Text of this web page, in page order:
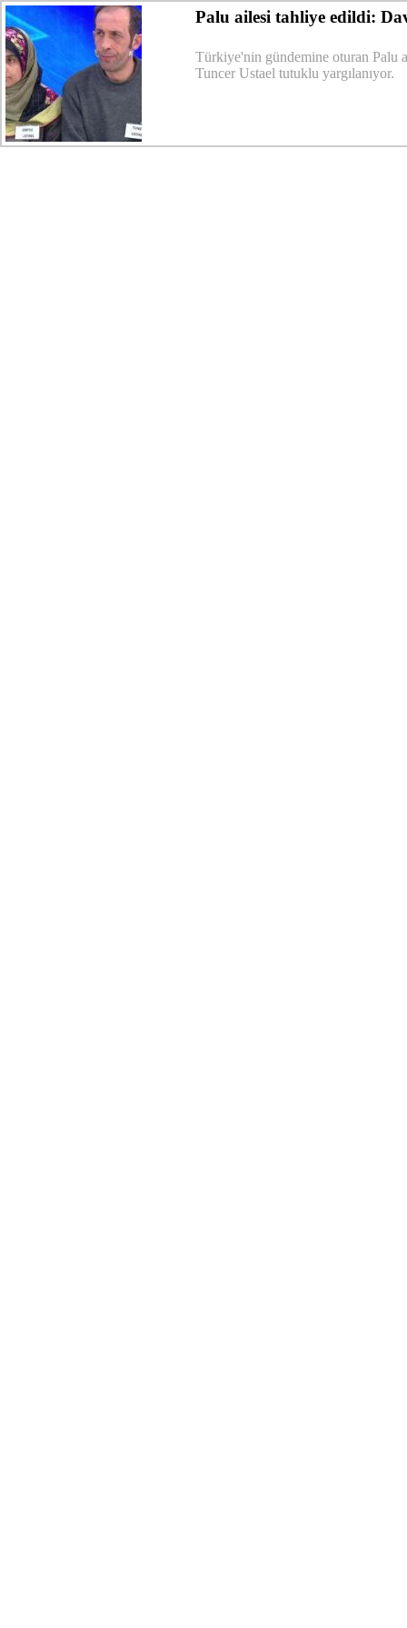
Palu ailesi tahliye edildi:
Türkiye'nin gündemine oturan Palu
Tuncer Ustael tutuklu yargılanıyor.